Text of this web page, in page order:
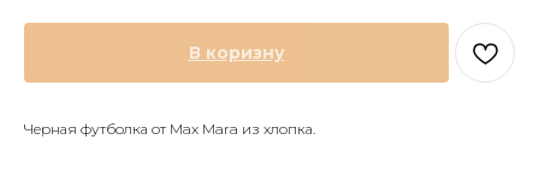
В коризну
Черная футболка от Max Mara из хлопка.